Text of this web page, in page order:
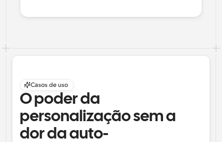
Casos de uso
O poder da
personalização sem a
dor da auto-